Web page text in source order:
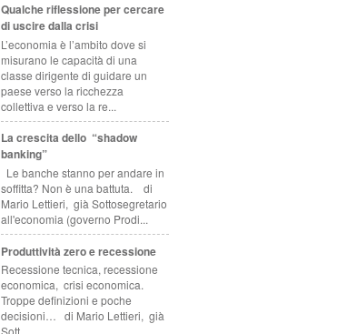
Qualche riflessione per cercare
di uscire dalla crisi
L’economia è l’ambito dove si
misurano le capacità di una
classe dirigente di guidare un
paese verso la ricchezza
collettiva e verso la re...
La crescita dello “shadow
banking”
Le banche stanno per andare in
soffitta? Non è una battuta. di
Mario Lettieri, già Sottosegretario
all'economia (governo Prodi...
Produttività zero e recessione
Recessione tecnica, recessione
economica, crisi economica.
Troppe definizioni e poche
decisioni… di Mario Lettieri, già
Sott...